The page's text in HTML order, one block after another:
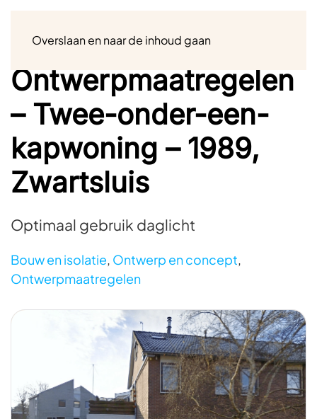
Overslaan en naar de inhoud gaan
Ontwerpmaatregelen
– Twee-onder-een-
kapwoning – 1989,
Zwartsluis
Optimaal gebruik daglicht
Bouw en isolatie, Ontwerp en concept,
Ontwerpmaatregelen